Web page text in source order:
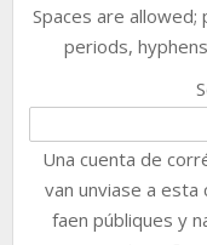
Spaces are
periods,
Una cuenta de
van unviase a esta
faen públiques y